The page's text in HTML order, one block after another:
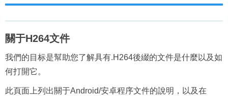
關于H264文件
我們的目标是幫助您了解具有.H264後綴的文件是什麼以及如
何打開它。
此頁面上列出關于Android/安卓程序文件的說明，以及在